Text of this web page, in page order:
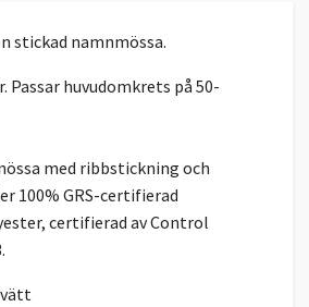
stickad namnmössa.
Passar huvudomkrets på 50-
med ribbstickning och
100% GRS-certifierad
certifierad av Control